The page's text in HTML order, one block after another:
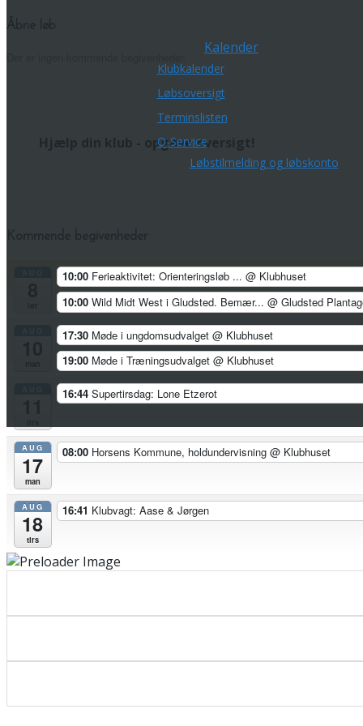
Kalender
Klubkalender
Løbsoversigt
Terminslisten
O-Service
Løbstilmelding og løbskonto
Hjælp din klub - opgave oversigt!
10:00 Ferieaktivitet: Orienteringsløb ... @ Klubhuset
10:00 Wild Midt West i Gludsted. Bemær... @ Gludsted
17:30 Møde i ungdomsudvalget @ Klubhuset
19:00 Møde i Træningsudvalget @ Klubhuset
16:44 Supertirsdag: Lone Etzerot
AUG
17
man
08:00 Horsens Kommune, holdundervisning @ Klubhuset
AUG
18
tirs
16:41 Klubvagt: Aase & Jørgen